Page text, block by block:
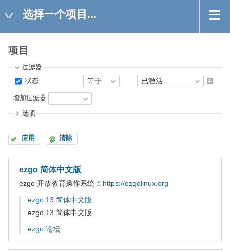
选择一个项目...
项目
过滤器
状态
增加过滤器
选项
应用 清除
ezgo 简体中文版
ezgo 开放教育操作系统
https://ezgolinux.org
ezgo 13 简体中文版
ezgo 13 简体中文版
ezgo 论坛